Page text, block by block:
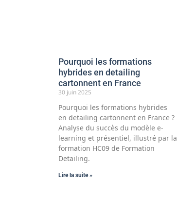
Pourquoi les formations
hybrides en detailing
cartonnent en France
30 juin 2025
Pourquoi les formations hybrides
en detailing cartonnent en France ?
Analyse du succès du modèle e-
learning et présentiel, illustré par la
formation HC09 de Formation
Detailing.
Lire la suite »